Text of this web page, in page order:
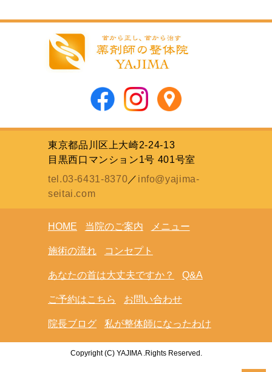
東京都品川区上大崎2-24-13
目黒西口マンション1号 401号室
tel.03-6431-8370／ info@yajima-
seitai.com
HOME 当院のご案内 メニュー
施術の流れ コンセプト
あなたの首は大丈夫ですか？ Q&A
ご予約はこちら お問い合わせ
院長ブログ 私が整体師になったわけ
Copyright (C) YAJIMA .Rights Reserved.